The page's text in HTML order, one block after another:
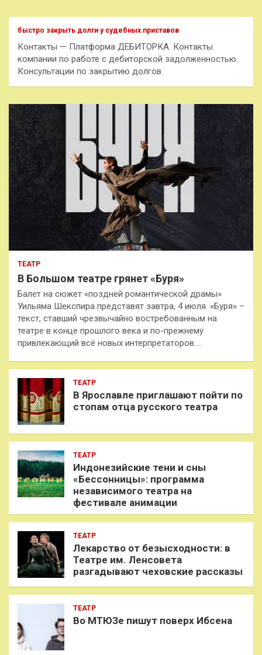
к
быстро закрыть долги у судебных приставов
Контакты — Платформа ДЕБИТОРКА. Контакты
компании по работе с дебиторской задолженностью.
Консультации по закрытию долгов.
ТЕАТР
В Большом театре грянет «Буря»
Балет на сюжет «поздней романтической драмы»
Уильяма Шекспира представят завтра, 4 июля. «Буря» –
текст, ставший чрезвычайно востребованным на
театре в конце прошлого века и по-прежнему
привлекающий всё новых интерпретаторов.…
ТЕАТР
В Ярославле приглашают пойти по
стопам отца русского театра
ТЕАТР
Индонезийские тени и сны
«Бессонницы»: программа
независимого театра на
фестивале анимации
ТЕАТР
Лекарство от безысходности: в
Театре им. Ленсовета
разгадывают чеховские рассказы
ТЕАТР
Во МТЮЗе пишут поверх Ибсена